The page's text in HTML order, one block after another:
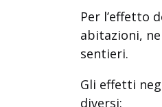
Per l’effetto
abitazioni,
sentieri.
Gli effetti
diversi: